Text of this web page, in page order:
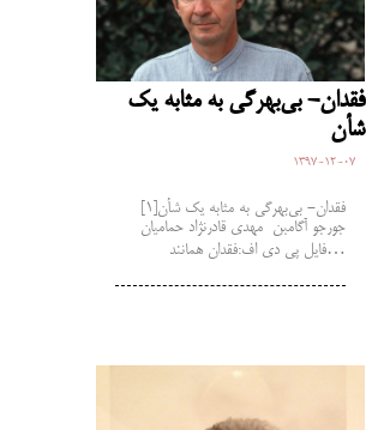
فقدان- بی‌بهرگی به مثابه یک
شأن
1397-12-07
جورجو آگامبن مهدی قادرنژاد حمامیان
فایل پی دی اف:فقدان همانند…